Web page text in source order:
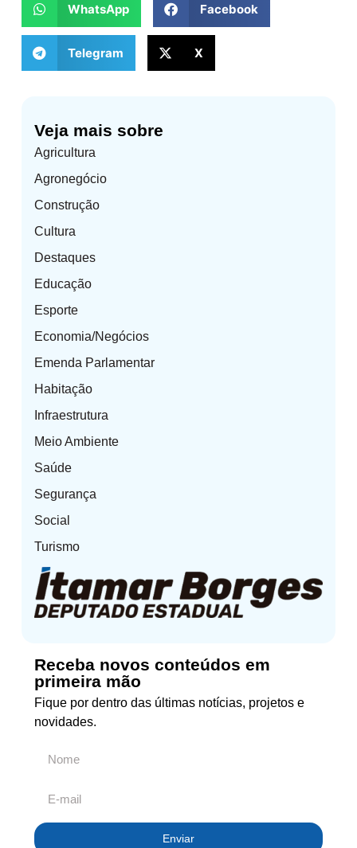
Veja mais sobre
Agricultura
Agronegócio
Construção
Cultura
Destaques
Educação
Esporte
Economia/Negócios
Emenda Parlamentar
Habitação
Infraestrutura
Meio Ambiente
Saúde
Segurança
Social
Turismo
Receba novos conteúdos em
primeira mão
Fique por dentro das últimas notícias, projetos e
novidades.
Enviar
WhatsApp Facebook
Telegram X